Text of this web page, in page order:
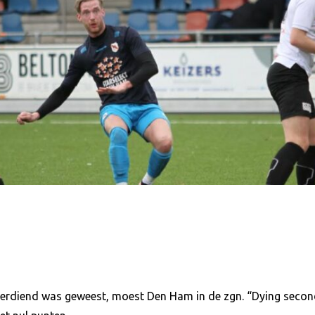
was geweest, moest Den Ham in de zgn. “Dying